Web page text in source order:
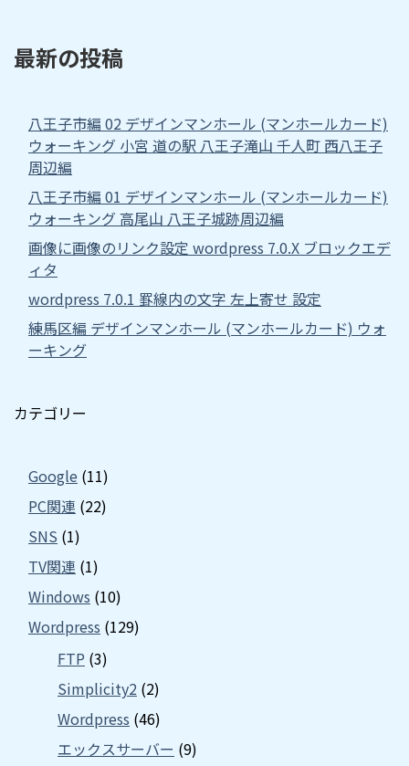
最新の投稿
八王子市編 02 デザインマンホール (マンホールカード)
ウォーキング 小宮 道の駅 八王子滝山 千人町 西八王子
周辺編
八王子市編 01 デザインマンホール (マンホールカード)
ウォーキング 高尾山 八王子城跡周辺編
画像に画像のリンク設定 wordpress 7.0.X ブロックエデ
ィタ
wordpress 7.0.1 罫線内の文字 左上寄せ 設定
練馬区編 デザインマンホール (マンホールカード) ウォ
ーキング
カテゴリー
Google (11)
PC関連 (22)
SNS (1)
TV関連 (1)
Windows (10)
Wordpress (129)
FTP (3)
Simplicity2 (2)
Wordpress (46)
エックスサーバー (9)